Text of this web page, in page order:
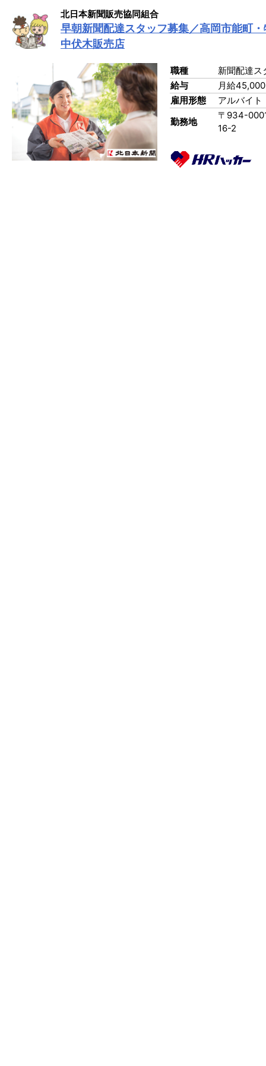
北日本新聞販売協同組合
早朝新聞配達スタッフ募集／高岡市能町
中伏木販売店
職種
新聞配達ス
給与
月給
雇用形態
アルバイト
勤務地
〒934-
16-2